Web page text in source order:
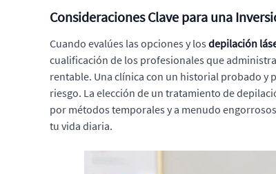
Consideraciones Clave para una
Cuando evalúes las opciones y los depilación
cualificación de los profesionales que
rentable. Una clínica con un historial probado y
riesgo. La elección de un tratamiento de
por métodos temporales y a menudo
tu vida diaria.